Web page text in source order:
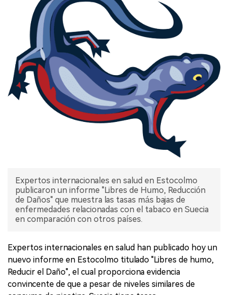
DATOS
EXPOSICIÓN
ENTREVISTA
Expertos internacionales en salud en Estocolmo
publicaron un informe "Libres de Humo, Reducción
de Daños" que muestra las tasas más bajas de
enfermedades relacionadas con el tabaco en Suecia
en comparación con otros países.
Expertos internacionales en salud han publicado hoy un
nuevo informe en Estocolmo titulado "Libres de humo,
Reducir el Daño", el cual proporciona evidencia
convincente de que a pesar de niveles similares de